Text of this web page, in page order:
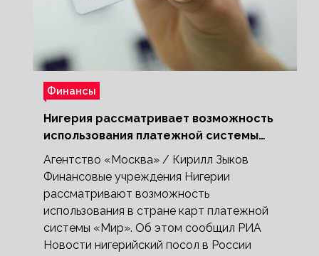
Финансы
Нигерия рассматривает возможность
использования платежной системы
«Мир»
Агентство «Москва» / Кирилл Зыков
Финансовые учреждения Нигерии
рассматривают возможность
использования в стране карт платежной
системы «Мир». Об этом сообщил РИА
Новости нигерийский посол в России